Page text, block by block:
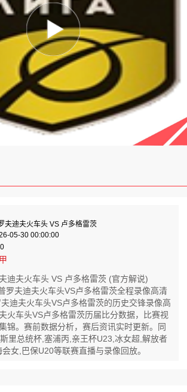
夫迪夫火车头 VS 卢多格雷茨
05-30 00:00:00
迪夫火车头 VS 卢多格雷茨 (官方解说)
罗夫迪夫火车头VS卢多格雷茨全程录像高清
迪夫火车头VS卢多格雷茨的历史交锋录像高
火车头VS卢多格雷茨历届比分数据，比赛视
锦。赛前数据分析，赛后资讯实时更新。同
里总统杯,塞浦丙,亲王杯U23,冰女超,解放者
女,巴保U20等联赛直播与录像回放。